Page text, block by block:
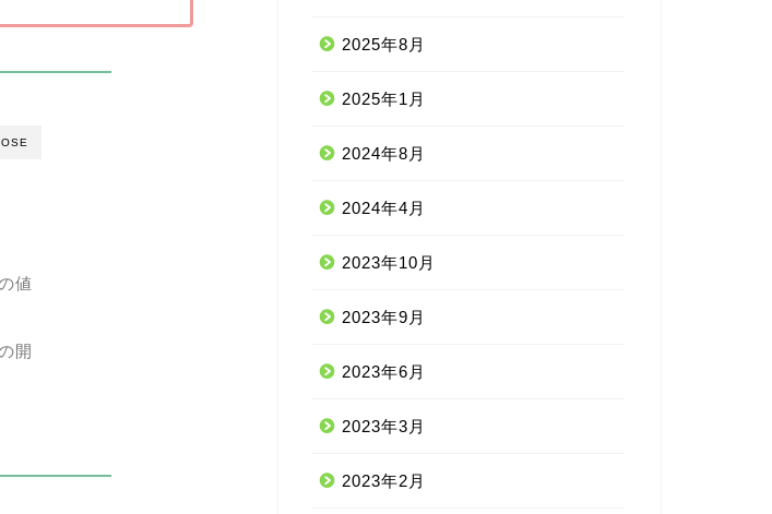
値
開
2025年8月
2025年1月
2024年8月
2024年4月
2023年10月
2023年9月
2023年6月
2023年3月
2023年2月